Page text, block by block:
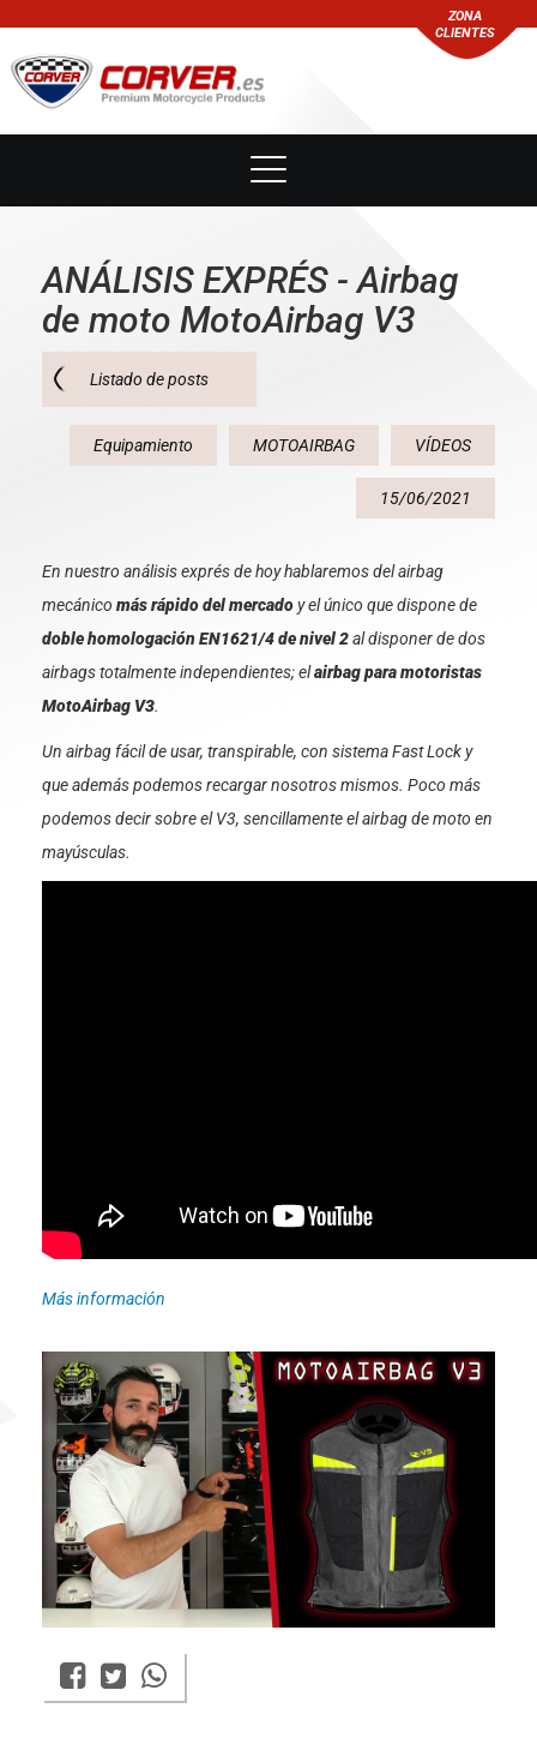
ZONA
CLIENTES
ANÁLISIS EXPRÉS - Airbag
de moto MotoAirbag V3
Listado de posts
Equipamiento MOTOAIRBAG VÍDEOS
15/06/2021
En nuestro análisis exprés de hoy hablaremos del airbag
mecánico más rápido del mercadoy el único que dispone de
doble homologación EN1621/4 de nivel 2al disponer de dos
airbags totalmente independientes; elairbag para motoristas
MotoAirbag V3.
Un airbag fácil de usar, transpirable, con sistema Fast Lock y
que además podemos recargar nosotros mismos. Poco más
podemos decir sobre el V3, sencillamente el airbag de moto en
mayúsculas.
Más información